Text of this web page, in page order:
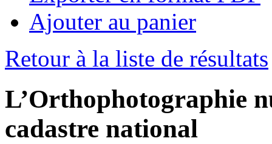
Ajouter au panier
Retour à la liste de résultats
L’Orthophotographie
cadastre national